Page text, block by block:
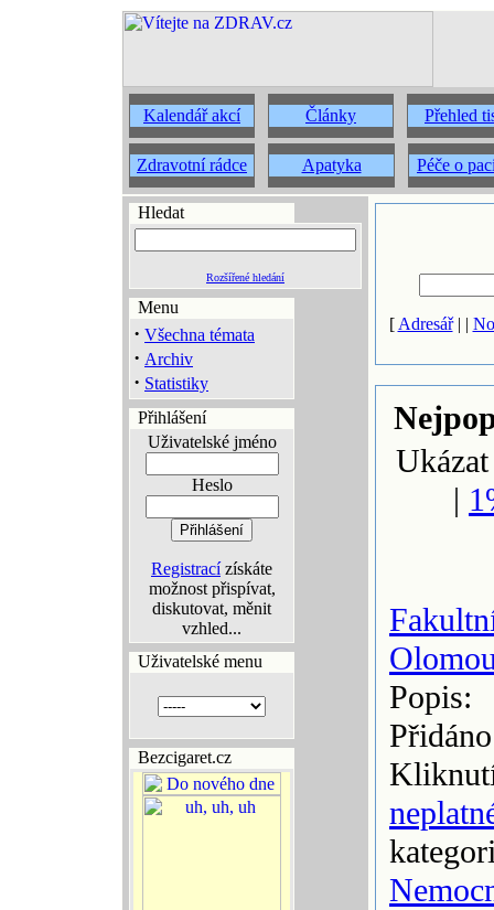
Kalendář akcí Články Přehled
Zdravotní rádce Apatyka Péče o
Hledat
Rozšířené hledání
Menu
· Všechna témata
· Archiv
· Statistiky
Přihlášení
Uživatelské jméno
Heslo
Registracízískáte
možnost přispívat,
diskutovat, měnit
vzhled...
Uživatelské menu
Bezcigaret.cz
[ Adresář| |
|
Popis: